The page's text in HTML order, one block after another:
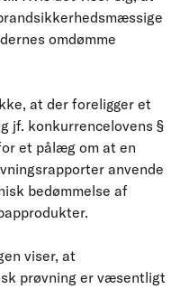
omdømme
at der foreligger et
jf. konkurrencelovens §
et pålæg om at en
anvende
bedømmelse af
viser, at
prøvning er væsentligt